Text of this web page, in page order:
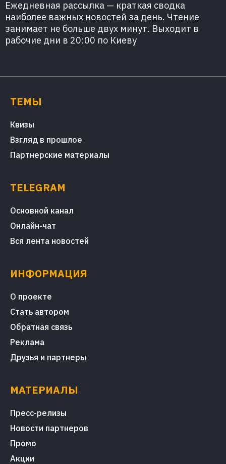
Ежедневная рассылка — краткая сводка
наиболее важных новостей за день. Чтение
занимает не больше двух минут. Выходит в
рабочие дни в 20:00 по Киеву
ТЕМЫ
Квизы
Взгляд в прошлое
Партнерские материалы
TELEGRAM
Основной канал
Онлайн-чат
Вся лента новостей
ИНФОРМАЦИЯ
О проекте
Стать автором
Обратная связь
Реклама
Друзья и партнеры
МАТЕРИАЛЫ
Пресс-релизы
Новости партнеров
Промо
Акции